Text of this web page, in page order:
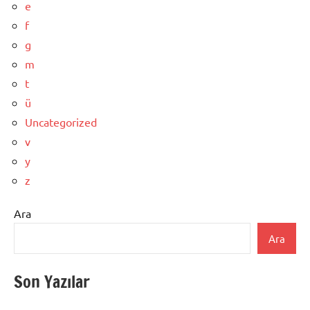
e
f
g
m
t
ü
Uncategorized
v
y
z
Ara
Ara
Son Yazılar